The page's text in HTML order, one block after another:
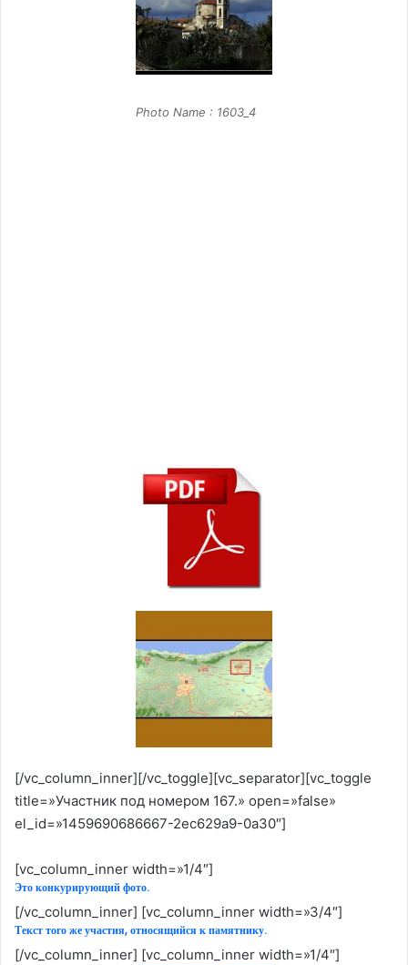
Photo Name : 1603_4
[/vc_column_inner][/vc_toggle][vc_separator][vc_toggle
title=»Участник под номером 167.» open=»false»
el_id=»1459690686667-2ec629a9-0a30″]
[vc_column_inner width=»1/4″]
Это конкурирующий фото.
[/vc_column_inner] [vc_column_inner width=»3/4″]
Текст того же участия, относящийся к памятнику.
[/vc_column_inner] [vc_column_inner width=»1/4″]